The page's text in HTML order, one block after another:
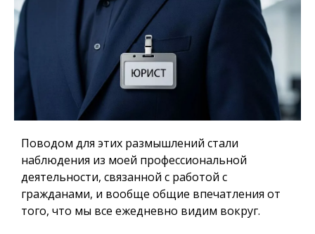
Поводом для этих размышлений стали
наблюдения из моей профессиональной
деятельности, связанной с работой с
гражданами, и вообще общие впечатления от
того, что мы все ежедневно видим вокруг.